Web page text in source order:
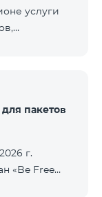
со
того, для
услуги
пакетов
г.
«Be Free